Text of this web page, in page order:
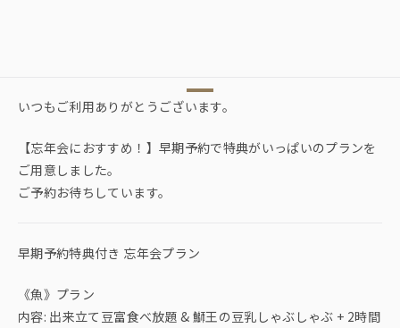
いつもご利用ありがとうございます。
【忘年会におすすめ！】早期予約で特典がいっぱいのプランを
ご用意しました。
ご予約お待ちしています。
早期予約特典付き 忘年会プラン
《魚》プラン
内容: 出来立て豆富食べ放題 & 鰤王の豆乳しゃぶしゃぶ + 2時間